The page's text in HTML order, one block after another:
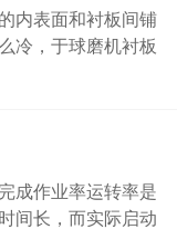
内表面和衬板间铺
冷，于球磨机衬板
成作业率运转率是
间长，而实际启动